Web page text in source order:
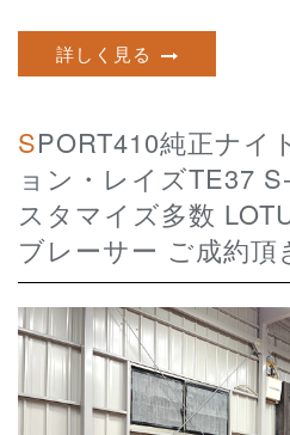
詳しく見る
SPORT410純正ナイトロンサスペンシ
ョン・レイズTE37
スタマイズ多数
ブレーサー ご成約頂